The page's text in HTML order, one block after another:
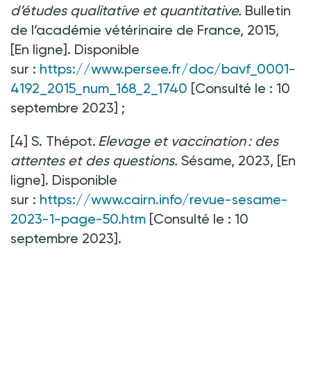
d’études qualitative et quantitative. Bulletin
de l’académie vétérinaire de France, 2015,
[En ligne]. Disponible
sur : https://www.persee.fr/doc/bavf_0001-
4192_2015_num_168_2_1740 [Consulté le : 10
septembre 2023] ;
[4] S. Thépot. Elevage et vaccination : des
attentes et des questions. Sésame, 2023, [En
ligne]. Disponible
sur : https://www.cairn.info/revue-sesame-
2023-1-page-50.htm [Consulté le : 10
septembre 2023].